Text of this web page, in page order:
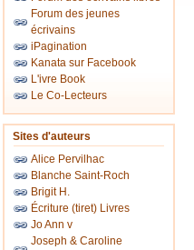
Forum des jeunes
écrivains
iPagination
Kanata sur Facebook
L'ivre Book
Le Co-Lecteurs
Sites d'auteurs
Alice Pervilhac
Blanche Saint-Roch
Brigit H.
Écriture (tiret) Livres
Jo Ann v
Joseph & Caroline